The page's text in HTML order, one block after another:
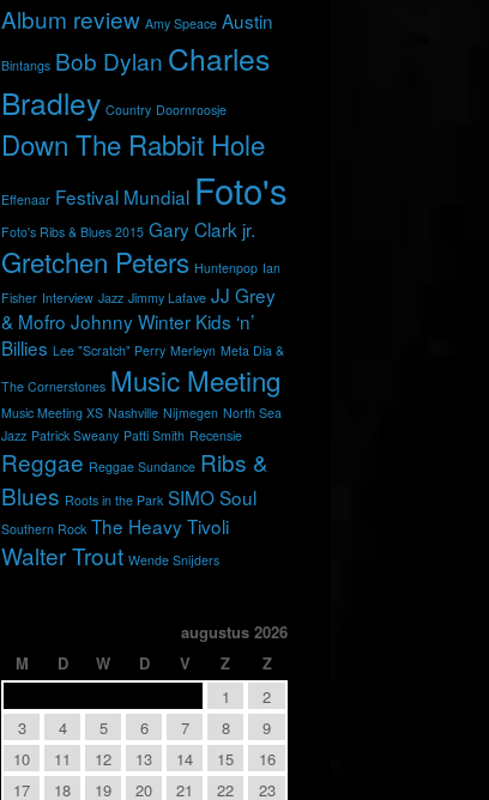
Album review Amy Speace Austin
Bintangs Bob Dylan Charles
Bradley Country Doornroosje
Down The Rabbit Hole
Effenaar Festival Mundial Foto's
Foto's Ribs & Blues 2015 Gary Clark jr.
Gretchen Peters Huntenpop Ian
Fisher Interview Jazz Jimmy Lafave JJ Grey
& Mofro Johnny Winter Kids ‘n’
Billies Lee "Scratch" Perry Merleyn Meta Dia &
The Cornerstones Music Meeting
Music Meeting XS Nashville Nijmegen North Sea
Jazz Patrick Sweany Patti Smith Recensie
Reggae Reggae Sundance Ribs &
Blues Roots in the Park SIMOSoul
Southern Rock The HeavyTivoli
Walter Trout Wende Snijders
augustus 2026
M
D W D V Z
Z
1
2
3
4 5 6 7 8
9
10
11 12 13 14 15
16
17
18 19 20 21 22 23